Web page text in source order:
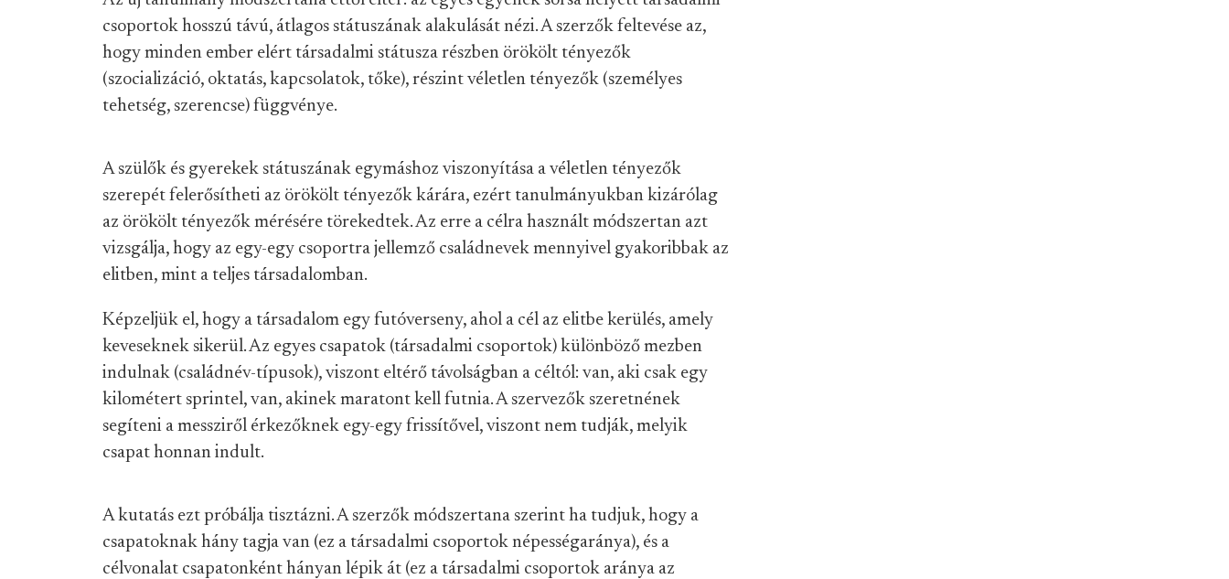
csoportok hosszú távú, átlagos státuszának alakulását nézi. A szerzők feltevése az,
hogy minden ember elért társadalmi státusza részben örökölt tényezők
(szocializáció, oktatás, kapcsolatok, tőke), részint véletlen tényezők (személyes
tehetség, szerencse) függvénye.
A szülők és gyerekek státuszának egymáshoz viszonyítása a véletlen tényezők
szerepét felerősítheti az örökölt tényezők kárára, ezért tanulmányukban kizárólag
az örökölt tényezők mérésére törekedtek. Az erre a célra használt módszertan azt
vizsgálja, hogy az egy-egy csoportra jellemző családnevek mennyivel gyakoribbak az
elitben, mint a teljes társadalomban.
Képzeljük el, hogy a társadalom egy futóverseny, ahol a cél az elitbe kerülés, amely
keveseknek sikerül. Az egyes csapatok (társadalmi csoportok) különböző mezben
indulnak (családnév-típusok), viszont eltérő távolságban a céltól: van, aki csak egy
kilométert sprintel, van, akinek maratont kell futnia. A szervezők szeretnének
segíteni a messziről érkezőknek egy-egy frissítővel, viszont nem tudják, melyik
csapat honnan indult.
A kutatás ezt próbálja tisztázni. A szerzők módszertana szerint ha tudjuk, hogy a
csapatoknak hány tagja van (ez a társadalmi csoportok népességaránya), és a
célvonalat csapatonként hányan lépik át (ez a társadalmi csoportok aránya az